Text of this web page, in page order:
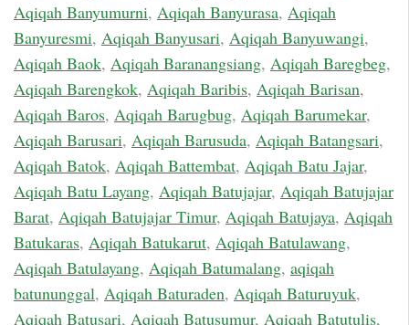
Aqiqah Banyumurni, Aqiqah Banyurasa, Aqiqah
Banyuresmi, Aqiqah Banyusari, Aqiqah Banyuwangi,
Aqiqah Baok, Aqiqah Baranangsiang, Aqiqah Baregbeg,
Aqiqah Barengkok, Aqiqah Baribis, Aqiqah Barisan,
Aqiqah Baros, Aqiqah Barugbug, Aqiqah Barumekar,
Aqiqah Barusari, Aqiqah Barusuda, Aqiqah Batangsari,
Aqiqah Batok, Aqiqah Battembat, Aqiqah Batu Jajar,
Aqiqah Batu Layang, Aqiqah Batujajar, Aqiqah Batujajar
Barat, Aqiqah Batujajar Timur, Aqiqah Batujaya, Aqiqah
Batukaras, Aqiqah Batukarut, Aqiqah Batulawang,
Aqiqah Batulayang, Aqiqah Batumalang, aqiqah
batununggal, Aqiqah Baturaden, Aqiqah Baturuyuk,
Aqiqah Batusari, Aqiqah Batusumur, Aqiqah Batutulis,